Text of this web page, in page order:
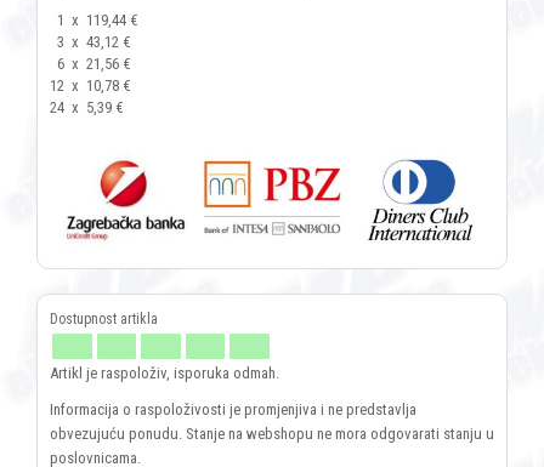
1 x 119,44 €
3 x 43,12 €
6 x 21,56 €
12 x 10,78 €
24 x 5,39 €
Artikl je raspoloživ, isporuka odmah.
Informacija o raspoloživosti je promjenjiva i ne predstavlja
obvezujuću ponudu. Stanje na webshopu ne mora odgovarati stanju u
poslovnicama.